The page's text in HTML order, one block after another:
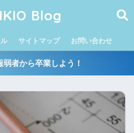
Blog
サイトマップ お問い合わせ
弱者から卒業しよう！